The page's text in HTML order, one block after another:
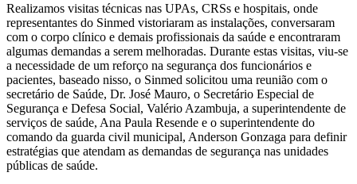
Realizamos visitas técnicas nas UPAs, CRSs e hospitais, onde
representantes do Sinmed vistoriaram as instalações, conversaram
com o corpo clínico e demais profissionais da saúde e encontraram
algumas demandas a serem melhoradas. Durante estas visitas, viu-se
a necessidade de um reforço na segurança dos funcionários e
pacientes, baseado nisso, o Sinmed solicitou uma reunião com o
secretário de Saúde, Dr. José Mauro, o Secretário Especial de
Segurança e Defesa Social, Valério Azambuja, a superintendente de
serviços de saúde, Ana Paula Resende e o superintendente do
comando da guarda civil municipal, Anderson Gonzaga para definir
estratégias que atendam as demandas de segurança nas unidades
públicas de saúde.